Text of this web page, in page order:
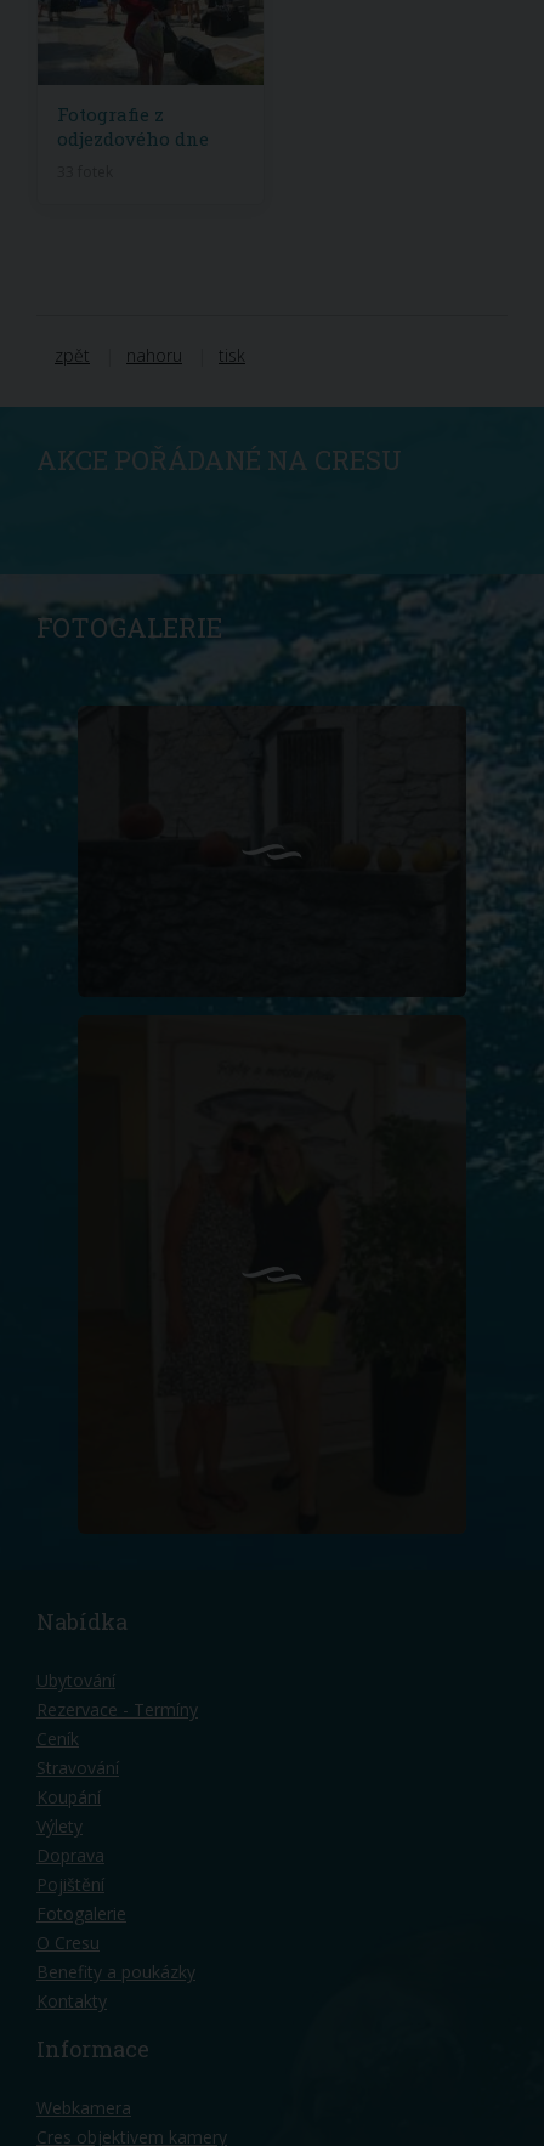
Fotografie z
odjezdového dne
zpět nahoru tisk
AKCE POŘÁDANÉ NA CRESU
FOTOGALERIE
Nabídka
Ubytování
Rezervace - Termíny
Ceník
Stravování
Koupání
Výlety
Doprava
Pojištění
Fotogalerie
O Cresu
Benefity a poukázky
Kontakty
Informace
Webkamera
Cres objektivem kamery